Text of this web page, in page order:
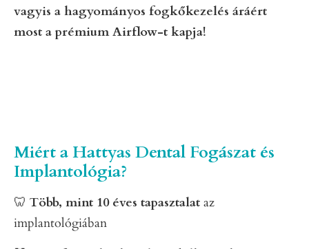
vagyis a hagyományos fogkőkezelés áráért
most a prémium Airflow-t kapja!
Miért a Hattyas Dental Fogászat és
Implantológia?
🦷 Több, mint 10 éves tapasztalat az
implantológiában